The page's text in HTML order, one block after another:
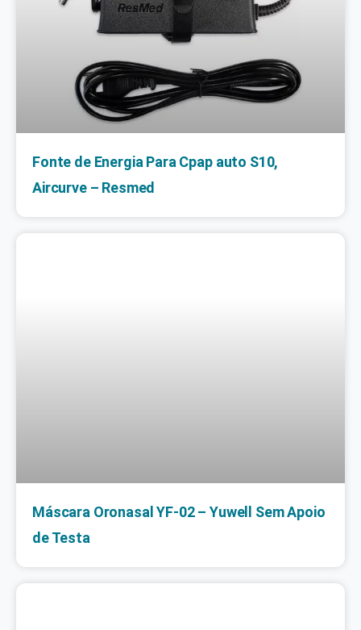
Fonte de Energia Para Cpap auto S10,
Aircurve – Resmed
Máscara Oronasal YF-02 – Yuwell Sem Apoio
de Testa